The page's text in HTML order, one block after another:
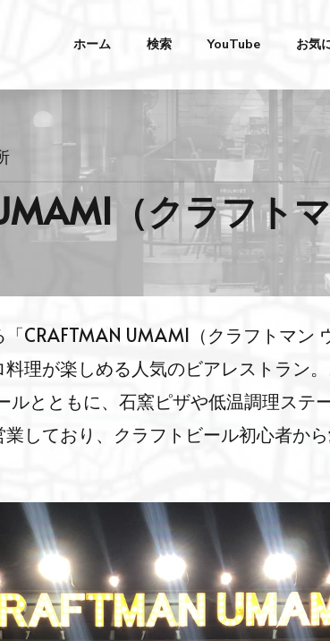
ホーム 検索 YouTube お気
（クラフト
CRAFTMAN UMAMI（クラフトマン
理が楽しめる人気のビアレストラン
とともに、石窯ピザや低温調理ステ
しており、クラフトビール初心者か